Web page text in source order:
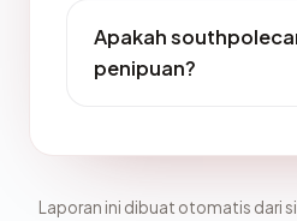
Apakah
penipuan?
Laporan ini dibuat otomatis dari